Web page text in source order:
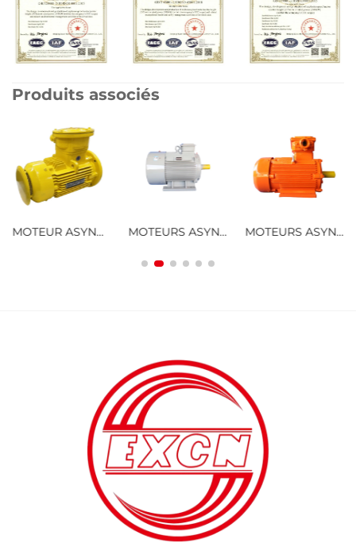
Produits associés
MOTEUR ASYNCHRONE TRIPHASÉ ANTIDÉFLAGRANT À BASSE TENSION DE LA SÉRIE YBX4, À EFFICACITÉ ULTRA-ÉLEVÉE MOTEURS ASYNCHRONES TRIPHASÉS DE LA SÉRIE YE3 MOTEURS ASYNCHRONES TRIPHASÉS ANTIDÉFLAGRANTS À POUSSIÈRES DE LA SÉRIE YFB3